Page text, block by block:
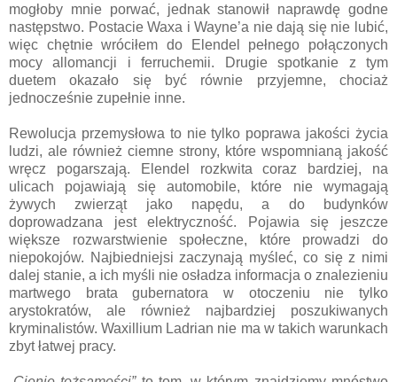
mogłoby mnie porwać, jednak stanowił naprawdę godne
następstwo. Postacie Waxa i Wayne’a nie dają się nie lubić,
więc chętnie wróciłem do Elendel pełnego połączonych
mocy allomancji i ferruchemii. Drugie spotkanie z tym
duetem okazało się być równie przyjemne, chociaż
jednocześnie zupełnie inne.
Rewolucja przemysłowa to nie tylko poprawa jakości życia
ludzi, ale również ciemne strony, które wspomnianą jakość
wręcz pogarszają. Elendel rozkwita coraz bardziej, na
ulicach pojawiają się automobile, które nie wymagają
żywych zwierząt jako napędu, a do budynków
doprowadzana jest elektryczność. Pojawia się jeszcze
większe rozwarstwienie społeczne, które prowadzi do
niepokojów. Najbiedniejsi zaczynają myśleć, co się z nimi
dalej stanie, a ich myśli nie osładza informacja o znalezieniu
martwego brata gubernatora w otoczeniu nie tylko
arystokratów, ale również najbardziej poszukiwanych
kryminalistów. Waxillium Ladrian nie ma w takich warunkach
zbyt łatwej pracy.